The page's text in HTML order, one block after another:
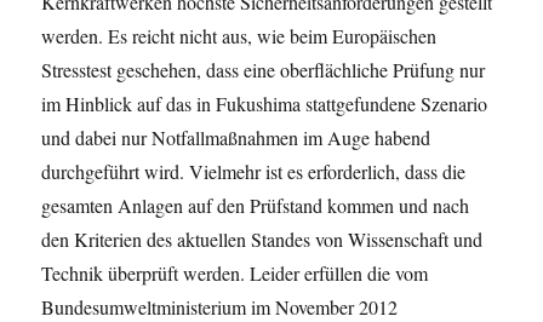
werden. Es reicht nicht aus, wie beim Europäischen
Stresstest geschehen, dass eine oberflächliche Prüfung nur
im Hinblick auf das in Fukushima stattgefundene Szenario
und dabei nur Notfallmaßnahmen im Auge habend
durchgeführt wird. Vielmehr ist es erforderlich, dass die
gesamten Anlagen auf den Prüfstand kommen und nach
den Kriterien des aktuellen Standes von Wissenschaft und
Technik überprüft werden. Leider erfüllen die vom
Bundesumweltministerium im November 2012